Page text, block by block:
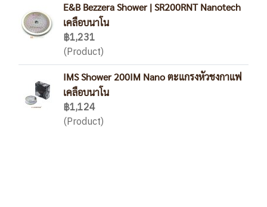
E&B Bezzera Shower | SR200RNT Nanotech
เคลือบนาโน
฿1,231
(Product)
IMS Shower 200IM Nano ตะแกรงหัวชงกาแฟ
เคลือบนาโน
฿1,124
(Product)